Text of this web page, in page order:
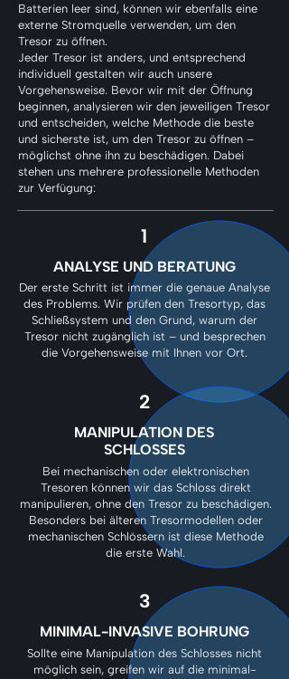
Batterien leer sind, können wir ebenfalls eine
externe Stromquelle verwenden, um den
Tresor zu öffnen.
Jeder Tresor ist anders, und entsprechend
individuell gestalten wir auch unsere
Vorgehensweise. Bevor wir mit der Öffnung
beginnen, analysieren wir den jeweiligen Tresor
und entscheiden, welche Methode die beste
und sicherste ist, um den Tresor zu öffnen –
möglichst ohne ihn zu beschädigen. Dabei
stehen uns mehrere professionelle Methoden
zur Verfügung:
1
ANALYSE UND BERATUNG
Der erste Schritt ist immer die genaue Analyse
des Problems. Wir prüfen den Tresortyp, das
Schließsystem und den Grund, warum der
Tresor nicht zugänglich ist – und besprechen
die Vorgehensweise mit Ihnen vor Ort.
2
MANIPULATION DES
SCHLOSSES
Bei mechanischen oder elektronischen
Tresoren können wir das Schloss direkt
manipulieren, ohne den Tresor zu beschädigen.
Besonders bei älteren Tresormodellen oder
mechanischen Schlössern ist diese Methode
die erste Wahl.
3
MINIMAL-INVASIVE BOHRUNG
Sollte eine Manipulation des Schlosses nicht
möglich sein, greifen wir auf die minimal-